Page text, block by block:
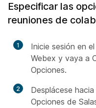
Especificar las
reuniones de
1
Inicie sesión en
Webex y vaya a
Opciones.
2
Desplácese
Opciones de